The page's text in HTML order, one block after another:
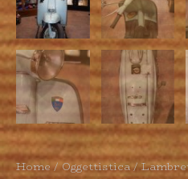
Home/Oggettistica/